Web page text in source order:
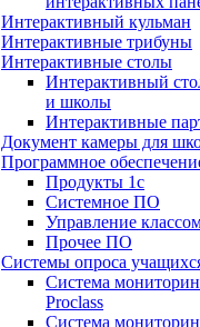
Интерактивный кульман
Интерактивные трибуны
Интерактивные столы
Интерактивный
и школы
Интерактивные
Документ камеры для
Программное
Продукты 1с
Системное ПО
Управление
Прочее ПО
Системы опроса
Система
Proclass
Система